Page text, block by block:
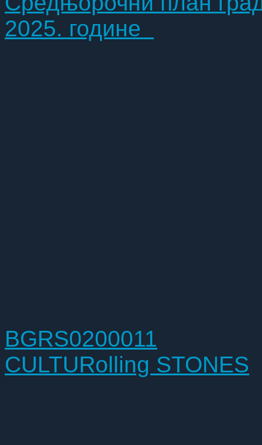
2025. године
BGRS0200011
CULTURolling STONES